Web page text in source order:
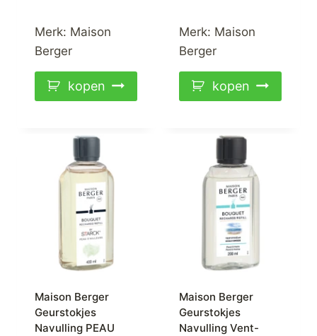
Merk: Maison
Berger
kopen
Merk: Maison
Berger
kopen
Maison Berger
Geurstokjes
Navulling PEAU
Maison Berger
Geurstokjes
Navulling Vent-